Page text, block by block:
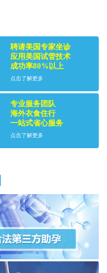
聘请美国专家坐诊
应用美国试管技术
成功率80%以上
点击了解更多
专业服务团队
海外衣食住行
一站式省心服务
点击了解更多